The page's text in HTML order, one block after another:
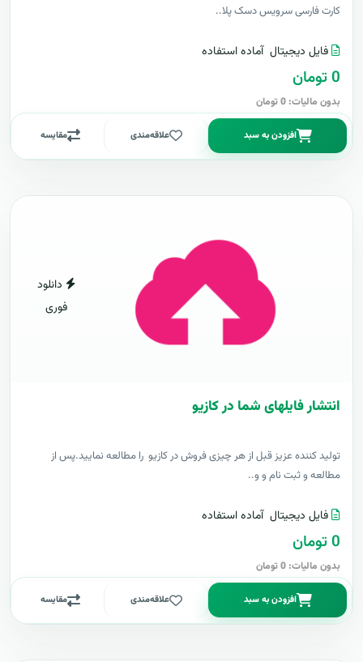
کارت فارسی سرویس دسک پلا..
فایل دیجیتال آماده استفاده
0 تومان
بدون مالیات: 0 تومان
افزودن به سبد علاقه‌مندی مقایسه
دانلود
فوری
انتشار فایلهای شما در کازیو
توليد کننده عزيز قبل از هر چیزی فروش در کازیو را مطالعه نمایید.پس از
مطالعه و ثبت نام و و..
فایل دیجیتال آماده استفاده
0 تومان
بدون مالیات: 0 تومان
افزودن به سبد علاقه‌مندی مقایسه